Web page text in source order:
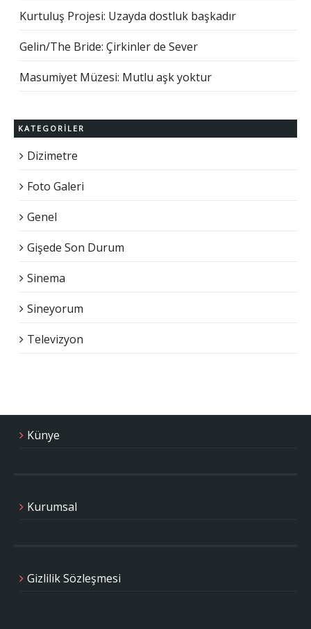
Kurtuluş Projesi: Uzayda dostluk başkadır
Gelin/The Bride: Çirkinler de Sever
Masumiyet Müzesi: Mutlu aşk yoktur
KATEGORILER
Dizimetre
Foto Galeri
Genel
Gişede Son Durum
Sinema
Sineyorum
Televizyon
Künye
Kurumsal
Gizlilik Sözleşmesi